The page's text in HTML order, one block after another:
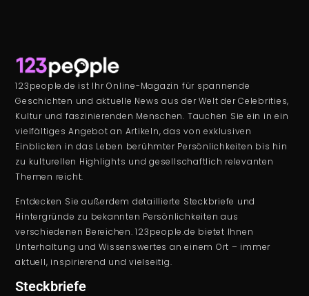
123people.de ist Ihr Online-Magazin für spannende
Geschichten und aktuelle News aus der Welt der Celebrities,
Kultur und faszinierenden Menschen. Tauchen Sie ein in ein
vielfältiges Angebot an Artikeln, das von exklusiven
Einblicken in das Leben berühmter Persönlichkeiten bis hin
zu kulturellen Highlights und gesellschaftlich relevanten
Themen reicht.
Entdecken Sie außerdem detaillierte Steckbriefe und
Hintergründe zu bekannten Persönlichkeiten aus
verschiedenen Bereichen. 123people.de bietet Ihnen
Unterhaltung und Wissenswertes an einem Ort – immer
aktuell, inspirierend und vielseitig.
Steckbriefe